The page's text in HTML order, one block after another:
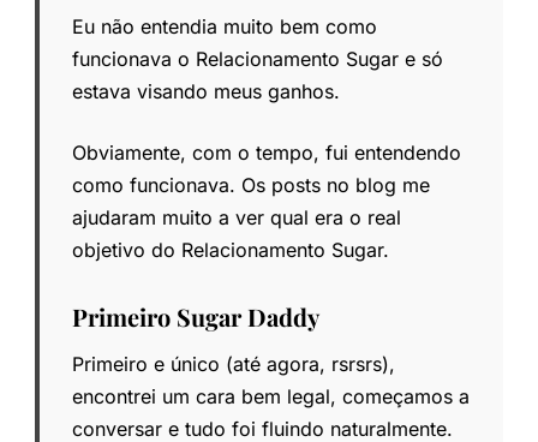
Eu não entendia muito bem como
funcionava o Relacionamento Sugar e só
estava visando meus ganhos.
Obviamente, com o tempo, fui entendendo
como funcionava. Os posts no blog me
ajudaram muito a ver qual era o real
objetivo do Relacionamento Sugar.
Primeiro Sugar Daddy
Primeiro e único (até agora, rsrsrs),
encontrei um cara bem legal, começamos a
conversar e tudo foi fluindo naturalmente.